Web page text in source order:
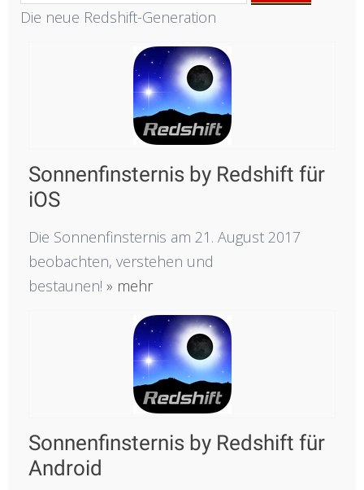
nach:
Die neue Redshift-Generation
Sonnenfinsternis by Redshift für
iOS
Die Sonnenfinsternis am 21. August 2017
beobachten, verstehen und
bestaunen! » mehr
Sonnenfinsternis by Redshift für
Android